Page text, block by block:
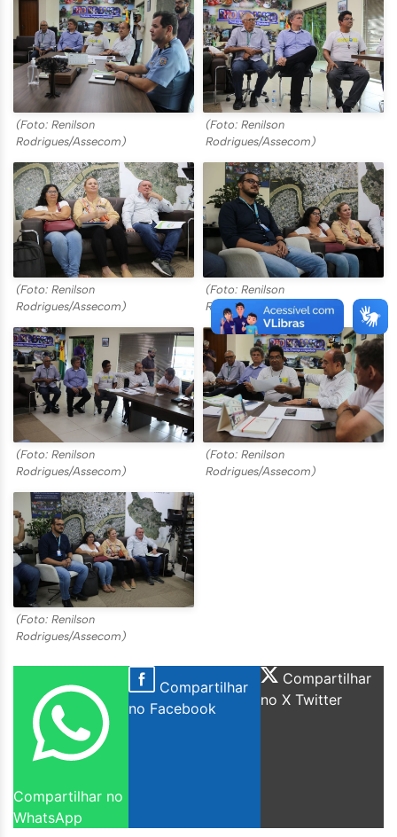
(Foto: Renilson
Rodrigues/Assecom)
(Foto: Renilson
Rodrigues/Assecom)
(Foto: Renilson
Rodrigues/Assecom)
(Foto: Renilson
Rodrigues/Assecom)
(Foto: Renilson
Rodrigues/Assecom)
(Foto: Renilson
Rodrigues/Assecom)
(Foto: Renilson
Rodrigues/Assecom)
Compartilhar no
WhatsApp
Compartilhar
no Facebook
Compartilhar
no X Twitter